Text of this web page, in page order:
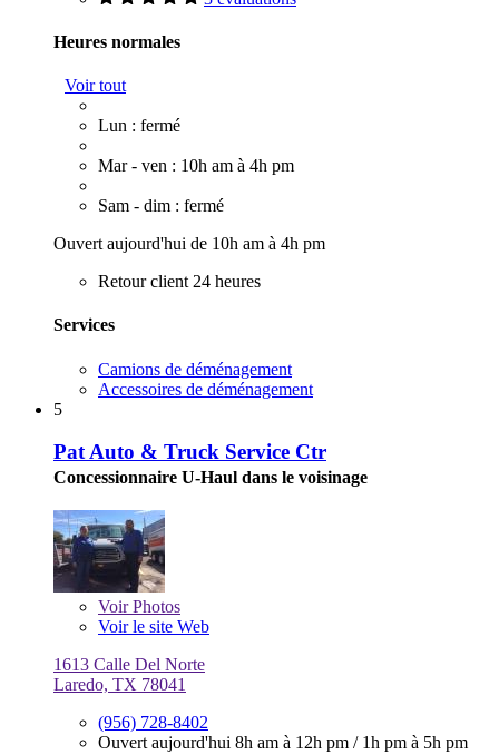
Heures normales
Voir tout
Lun : fermé
Mar - ven : 10h am à 4h pm
Sam - dim : fermé
Ouvert aujourd'hui de 10h am à 4h pm
Retour client 24 heures
Services
Camions de déménagement
Accessoires de déménagement
5
Pat Auto & Truck Service Ctr
Concessionnaire U-Haul dans le voisinage
VoirPhotos
Voir le site Web
1613 Calle Del Norte
Laredo, TX 78041
(956) 728-8402
Ouvert aujourd'hui 8h am à 12h pm / 1h pm à 5h pm